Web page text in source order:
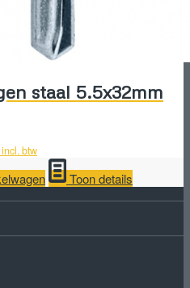
staal 5.5x32mm
incl. btw
Toon details